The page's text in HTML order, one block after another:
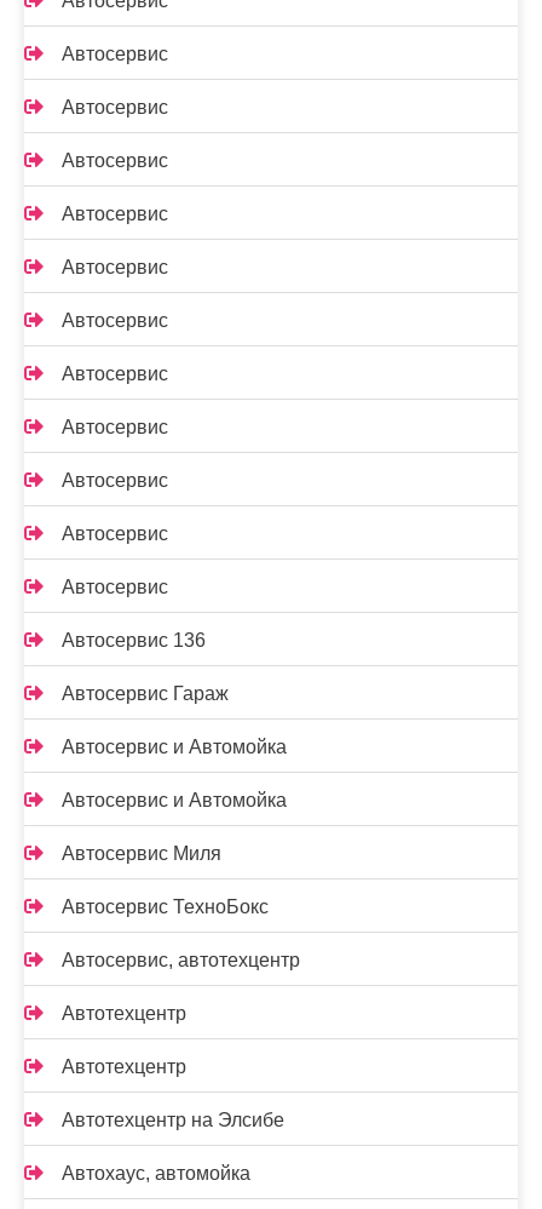
Автосервис
Автосервис
Автосервис
Автосервис
Автосервис
Автосервис
Автосервис
Автосервис
Автосервис
Автосервис
Автосервис
Автосервис 136
Автосервис Гараж
Автосервис и Автомойка
Автосервис и Автомойка
Автосервис Миля
Автосервис ТехноБокс
Автосервис, автотехцентр
Автотехцентр
Автотехцентр
Автотехцентр на Элсибе
Автохаус, автомойка